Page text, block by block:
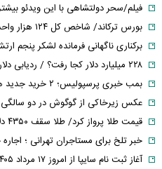
فیلم/سحر دولتشاهی با این ویدئو
بورس ترکاند/ شاخص کل ۱۲۴ هزار واحد جهش کرد و ۵.۵ میلیونی شد
برکناری ناگهانی فرمانده لشکر پنجم
۲۲۸ میلیارد دلار کجا رفت؟ / ردیابی دلارهایی که به اقتصاد ایران برنگشتند
بمب خبری پرسپولیس؛ ۲ خرید جدید همین امروز رونمایی می‌شوند!
عکس زیرخاکی از گوگوش در دو سالگی
قیمت طلا پرواز کرد/ طلا سقف ۴۳۵۰ دلار را شکست
خبر تلخ برای مستاجران تهرانی ؛ اجاره خانه در